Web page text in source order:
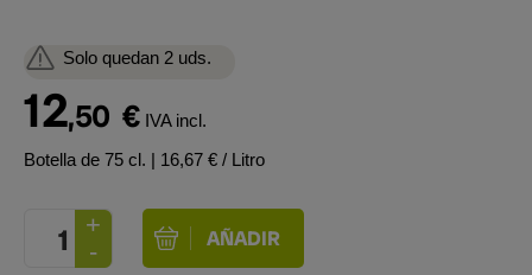
Solo quedan 2 uds.
12,50 € IVA incl.
Botella de 75 cl. | 16,67 € / Litro